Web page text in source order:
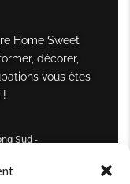
Home Sweet
décorer,
vous êtes
!
Sud -